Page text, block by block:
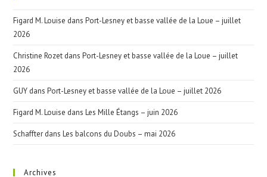
Figard M. Louise dansPort-Lesney et basse vallée de la Loue – juillet
2026
Christine Rozet dansPort-Lesney et basse vallée de la Loue – juillet
2026
GUY dansPort-Lesney et basse vallée de la Loue – juillet 2026
Figard M. Louise dansLes Mille Étangs – juin 2026
Schaffter dansLes balcons du Doubs – mai 2026
Archives